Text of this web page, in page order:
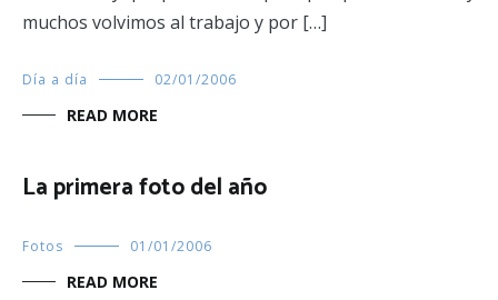
muchos volvimos al trabajo y por […]
Día a día 02/01/2006
READ MORE
La primera foto del año
Fotos 01/01/2006
READ MORE